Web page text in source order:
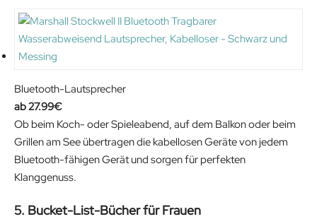
9
€
.
:
1
3
.
Bluetooth-Lautsprecher
27.99€
Ob beim Koch- oder Spieleabend, auf dem Balkon oder beim
Grillen am See übertragen die kabellosen Geräte von jedem
Bluetooth-fähigen Gerät und sorgen für perfekten
Klanggenuss.
5. Bucket-List-Bücher für Frauen